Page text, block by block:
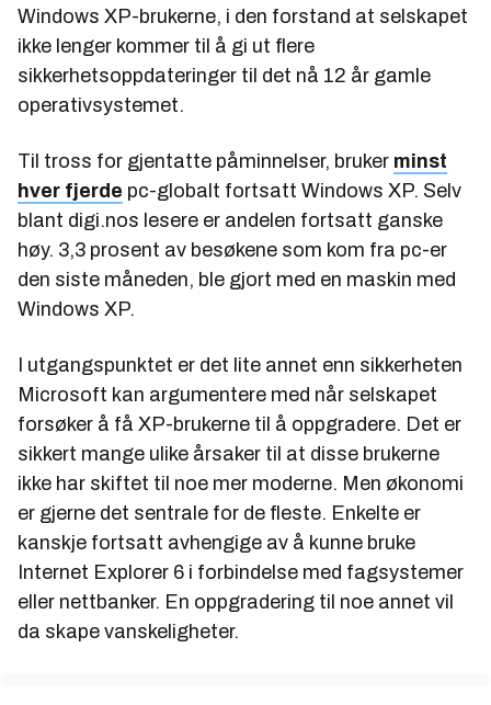
Windows XP-brukerne, i den forstand at selskapet
ikke lenger kommer til å gi ut flere
sikkerhetsoppdateringer til det nå 12 år gamle
operativsystemet.
Til tross for gjentatte påminnelser, bruker minst
hver fjerde pc-globalt fortsatt Windows XP. Selv
blant digi.nos lesere er andelen fortsatt ganske
høy. 3,3 prosent av besøkene som kom fra pc-er
den siste måneden, ble gjort med en maskin med
Windows XP.
I utgangspunktet er det lite annet enn sikkerheten
Microsoft kan argumentere med når selskapet
forsøker å få XP-brukerne til å oppgradere. Det er
sikkert mange ulike årsaker til at disse brukerne
ikke har skiftet til noe mer moderne. Men økonomi
er gjerne det sentrale for de fleste. Enkelte er
kanskje fortsatt avhengige av å kunne bruke
Internet Explorer 6 i forbindelse med fagsystemer
eller nettbanker. En oppgradering til noe annet vil
da skape vanskeligheter.